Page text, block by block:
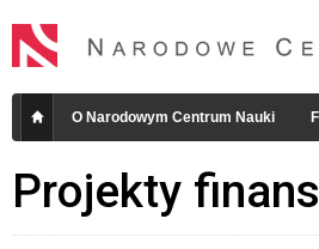
O Narodowym Centrum Nauki
Projekty